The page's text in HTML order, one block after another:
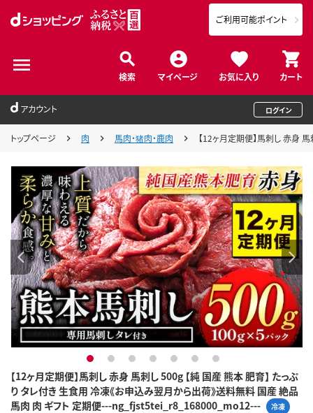
検索 マイページ お気に入り カート
ご利用可能ポイント
アカウント ログイン
トップページ 肉 馬肉・猪肉・鹿肉 【12ヶ月定期便】馬刺し 赤身
【12ヶ月定期便】馬刺し 赤身 馬刺し 500g 【純 国産 熊本 肥育】 たっぷ
り タレ付き 生食用 冷凍《お申込み翌月から出荷》送料無料 国産 絶品
馬肉 肉 ギフト 定期便---ng_fjst5tei_r8_168000_mo12---
冷凍
1 2 3 4 5 6 7